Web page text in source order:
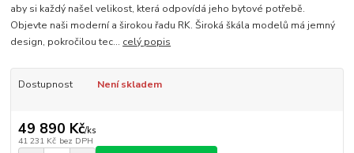
aby si každý našel velikost, která odpovídá jeho bytové potřebě.
Objevte naši moderní a širokou řadu RK. Široká škála modelů má jemný
design, pokročilou tec... celý popis
Dostupnost Není skladem
49 890 Kč/ks
41 231 Kč bez DPH